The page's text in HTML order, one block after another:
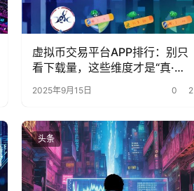
虚拟币交易平台APP排行：别只
看下载量，这些维度才是“真·核
心指标”
2025年9月15日 0 2
头条